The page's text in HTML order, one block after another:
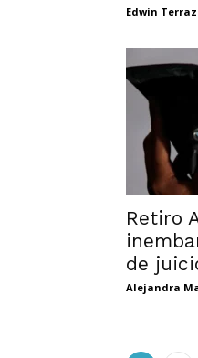
Edwin
Retiro
de
Alejandra